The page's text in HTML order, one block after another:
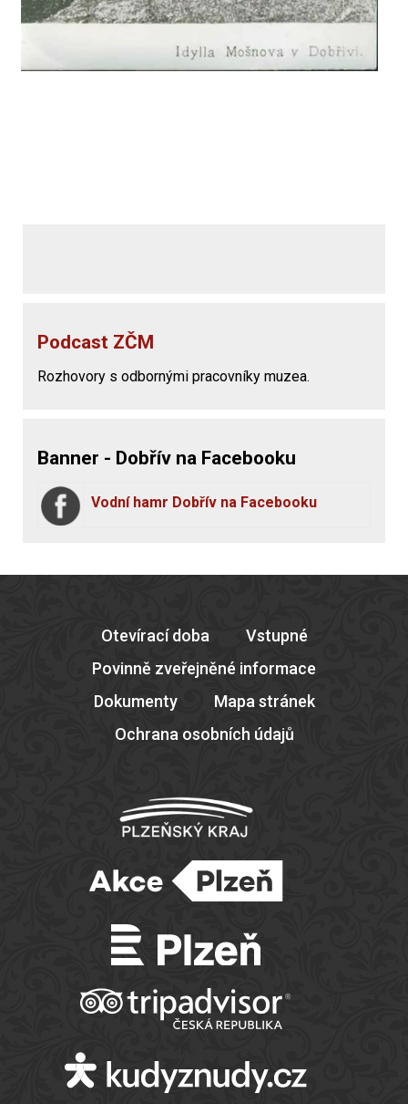
Podcast ZČM
Rozhovory s odbornými pracovníky muzea.
Banner - Dobřív na Facebooku
Vodní hamr Dobřív na Facebooku
Otevírací doba
Vstupné
Povinně zveřejněné informace
Dokumenty
Mapa stránek
Ochrana osobních údajů